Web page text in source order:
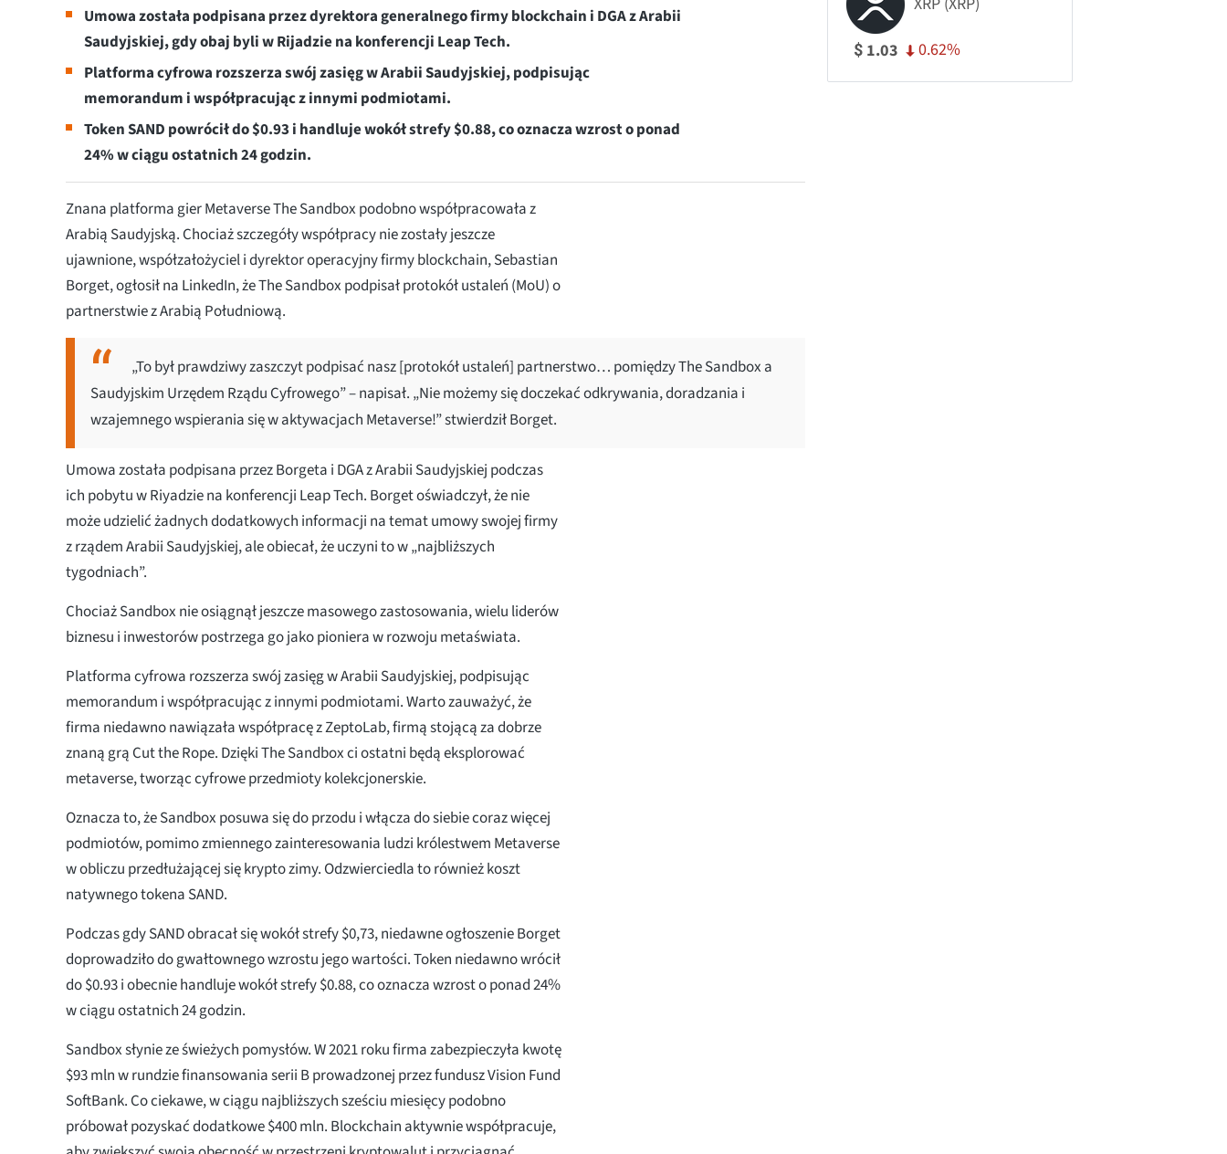
Umowa została podpisana przez dyrektora generalnego firmy blockchain i DGA z Arabii
Saudyjskiej, gdy obaj byli w Rijadzie na konferencji Leap Tech.
Platforma cyfrowa rozszerza swój zasięg w Arabii Saudyjskiej, podpisując
memorandum i współpracując z innymi podmiotami.
Token SAND powrócił do $0.93 i handluje wokół strefy $0.88, co oznacza wzrost o ponad
24% w ciągu ostatnich 24 godzin.
Znana platforma gier Metaverse The Sandbox podobno współpracowała z
Arabią Saudyjską. Chociaż szczegóły współpracy nie zostały jeszcze
ujawnione, współzałożyciel i dyrektor operacyjny firmy blockchain, Sebastian
Borget, ogłosił na LinkedIn, że The Sandbox podpisał protokół ustaleń (MoU) o
partnerstwie z Arabią Południową.
„To był prawdziwy zaszczyt podpisać nasz [protokół ustaleń] partnerstwo… pomiędzy The Sandbox a
Saudyjskim Urzędem Rządu Cyfrowego” – napisał. „Nie możemy się doczekać odkrywania, doradzania i
wzajemnego wspierania się w aktywacjach Metaverse!” stwierdził Borget.
Umowa została podpisana przez Borgeta i DGA z Arabii Saudyjskiej podczas
ich pobytu w Riyadzie na konferencji Leap Tech. Borget oświadczył, że nie
może udzielić żadnych dodatkowych informacji na temat umowy swojej firmy
z rządem Arabii Saudyjskiej, ale obiecał, że uczyni to w „najbliższych
tygodniach”.
Chociaż Sandbox nie osiągnął jeszcze masowego zastosowania, wielu liderów
biznesu i inwestorów postrzega go jako pioniera w rozwoju metaświata.
Platforma cyfrowa rozszerza swój zasięg w Arabii Saudyjskiej, podpisując
memorandum i współpracując z innymi podmiotami. Warto zauważyć, że
firma niedawno nawiązała współpracę z ZeptoLab, firmą stojącą za dobrze
znaną grą Cut the Rope. Dzięki The Sandbox ci ostatni będą eksplorować
metaverse, tworząc cyfrowe przedmioty kolekcjonerskie.
Oznacza to, że Sandbox posuwa się do przodu i włącza do siebie coraz więcej
podmiotów, pomimo zmiennego zainteresowania ludzi królestwem Metaverse
w obliczu przedłużającej się krypto zimy. Odzwierciedla to również koszt
natywnego tokena SAND.
Podczas gdy SAND obracał się wokół strefy $0,73, niedawne ogłoszenie Borget
doprowadziło do gwałtownego wzrostu jego wartości. Token niedawno wrócił
do $0.93 i obecnie handluje wokół strefy $0.88, co oznacza wzrost o ponad 24%
w ciągu ostatnich 24 godzin.
Sandbox słynie ze świeżych pomysłów. W 2021 roku firma zabezpieczyła kwotę
$93 mln w rundzie finansowania serii B prowadzonej przez fundusz Vision Fund
SoftBank. Co ciekawe, w ciągu najbliższych sześciu miesięcy podobno
próbował pozyskać dodatkowe $400 mln. Blockchain aktywnie współpracuje,
$ 1.03 0.62%